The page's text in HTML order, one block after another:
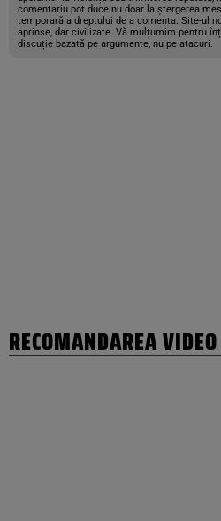
comentariu pot duce nu doar la ștergerea
temporară a dreptului de a comenta. Site-ul
aprinse, dar civilizate. Vă mulțumim pentru
discuție bazată pe argumente, nu pe atacuri.
RECOMANDAREA VIDEO